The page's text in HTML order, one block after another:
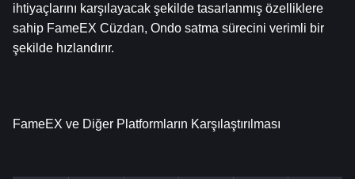
ihtiyaçlarını karşılayacak şekilde tasarlanmış özelliklere
sahip FameEX Cüzdan, Ondo satma sürecini verimli bir
şekilde hızlandırır.
FameEX ve Diğer Platformların Karşılaştırılması